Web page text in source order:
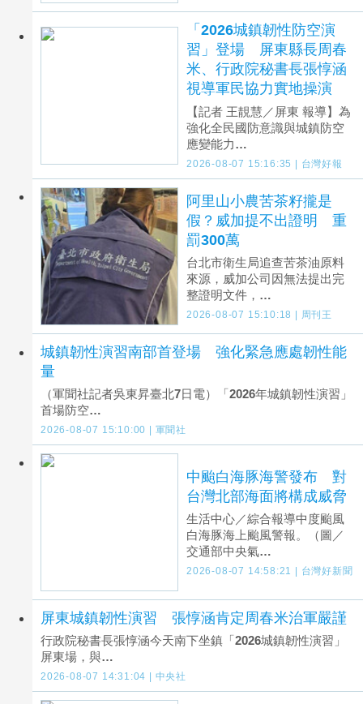
「2026城鎮韌性防空演
習」登場 屏東縣長周春
米、行政院秘書長張惇涵
視導軍民協力實地操演
【記者 王靚慧／屏東 報導】為
強化全民國防意識與城鎮防空
應變能力…
2026-08-07 15:16:35 | 台灣好報
阿里山小農苦茶籽攏是
假？威加提不出證明 重
罰300萬
台北市衛生局追查苦茶油原料
來源，威加公司因無法提出完
整證明文件，…
2026-08-07 15:10:18 | 周刊王
城鎮韌性演習南部首登場 強化緊急應處韌性能
量
（軍聞社記者吳東昇臺北7日電）「2026年城鎮韌性演習」
首場防空…
2026-08-07 15:10:00 | 軍聞社
中颱白海豚海警發布 對
台灣北部海面將構成威脅
生活中心／綜合報導中度颱風
白海豚海上颱風警報。（圖／
交通部中央氣…
2026-08-07 14:58:21 | 台灣好新聞
屏東城鎮韌性演習 張惇涵肯定周春米治軍嚴謹
行政院秘書長張惇涵今天南下坐鎮「2026城鎮韌性演習」
屏東場，與…
2026-08-07 14:31:04 | 中央社